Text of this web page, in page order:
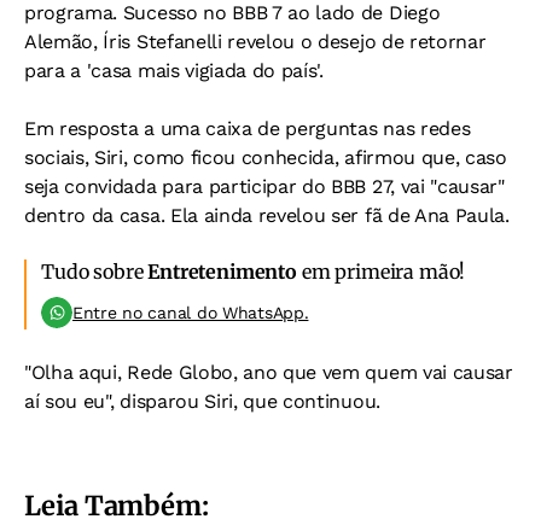
programa. Sucesso no BBB 7 ao lado de Diego
Alemão, Íris Stefanelli revelou o desejo de retornar
para a 'casa mais vigiada do país'.
Em resposta a uma caixa de perguntas nas redes
sociais, Siri, como ficou conhecida, afirmou que, caso
seja convidada para participar do BBB 27, vai "causar"
dentro da casa. Ela ainda revelou ser fã de Ana Paula.
Tudo sobreEntretenimento em primeira mão!
Entre no canal do WhatsApp.
"Olha aqui, Rede Globo, ano que vem quem vai causar
aí sou eu", disparou Siri, que continuou.
Leia Também: